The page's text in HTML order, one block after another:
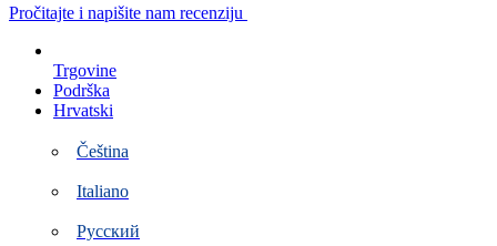
Preskoči
sadržaj
Pročitajte i napišite nam recenziju
Trgovine
Podrška
Hrvatski
Čeština
Italiano
Русский